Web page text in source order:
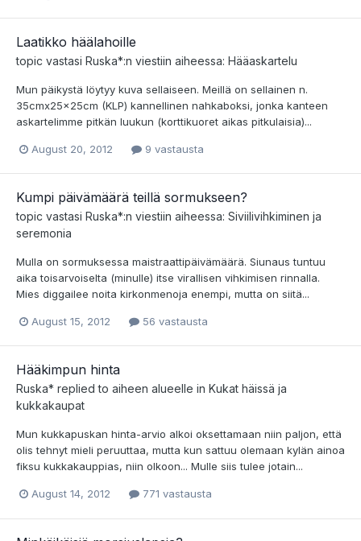
Laatikko häälahoille
topic vastasi Ruska*:n viestiin aiheessa: Hääaskartelu
Mun päikystä löytyy kuva sellaiseen. Meillä on sellainen n.
35cmx25x25cm (KLP) kannellinen nahkaboksi, jonka kanteen
askartelimme pitkän luukun (korttikuoret aikas pitkulaisia)...
August 20, 2012 9 vastausta
Kumpi päivämäärä teillä sormukseen?
topic vastasi Ruska*:n viestiin aiheessa: Siviilivihkiminen ja
seremonia
Mulla on sormuksessa maistraattipäivämäärä. Siunaus tuntuu
aika toisarvoiselta (minulle) itse virallisen vihkimisen rinnalla.
Mies diggailee noita kirkonmenoja enempi, mutta on siitä...
August 15, 2012 56 vastausta
Hääkimpun hinta
Ruska* replied to aiheen alueelle in Kukat häissä ja
kukkakaupat
Mun kukkapuskan hinta-arvio alkoi oksettamaan niin paljon, että
olis tehnyt mieli peruuttaa, mutta kun sattuu olemaan kylän ainoa
fiksu kukkakauppias, niin olkoon... Mulle siis tulee jotain...
August 14, 2012 771 vastausta